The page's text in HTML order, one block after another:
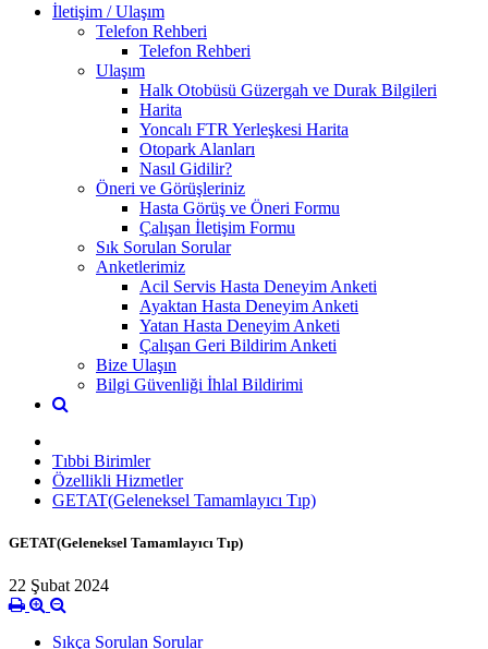
İletişim / Ulaşım
Telefon Rehberi
Telefon Rehberi
Ulaşım
Halk Otobüsü Güzergah ve Durak Bilgileri
Harita
Yoncalı FTR Yerleşkesi Harita
Otopark Alanları
Nasıl Gidilir?
Öneri ve Görüşleriniz
Hasta Görüş ve Öneri Formu
Çalışan İletişim Formu
Sık Sorulan Sorular
Anketlerimiz
Acil Servis Hasta Deneyim Anketi
Ayaktan Hasta Deneyim Anketi
Yatan Hasta Deneyim Anketi
Çalışan Geri Bildirim Anketi
Bize Ulaşın
Bilgi Güvenliği İhlal Bildirimi
Tıbbi Birimler
Özellikli Hizmetler
GETAT(Geleneksel Tamamlayıcı Tıp)
GETAT(Geleneksel Tamamlayıcı Tıp)
22 Şubat 2024
Sıkça Sorulan Sorular